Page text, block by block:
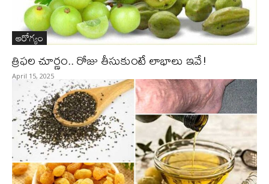
ఆరోగ్యం
త్రిఫ‌ల చూర్ణం.. రోజు తీసుకుంటే లాభాలు ఇవే!
April 15, 2025